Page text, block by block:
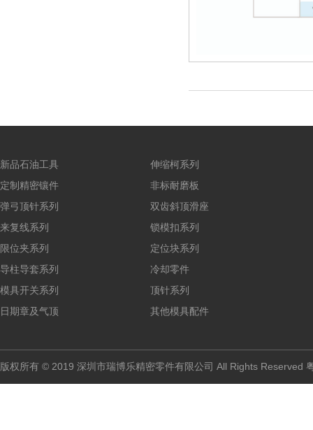
新品石油工具
伸缩柯系列
定制精密镶件
非标耐磨板
弹弓顶针系列
双齿斜顶滑座
来复线系列
锁模扣系列
限位夹系列
定位块系列
导柱导套系列
冷却零件
模具开关系列
顶针系列
日期章及气顶
其他模具配件
版权所有 © 2019 深圳市瑞博乐精密零件有限公司 All Rights Reserved